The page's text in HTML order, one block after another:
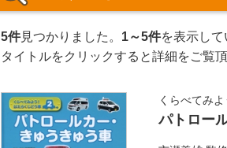
5件見つかりました。 1～5件を表示して
タイトルをクリックすると詳細をご覧頂
くらべてみ
パトロー